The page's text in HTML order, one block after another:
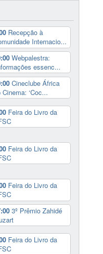
Recepção à
Internacio...
Webpalestra:
essenc...
Cineclube África
Cinema: ‘Coc...
Feira do Livro da
Feira do Livro da
Feira do Livro da
3º Prêmio Zahidé
Feira do Livro da